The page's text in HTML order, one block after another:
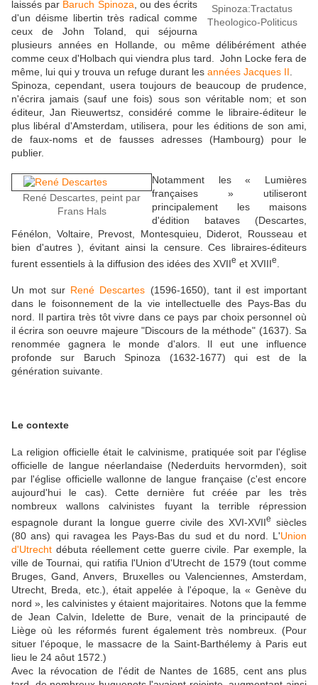
Spinoza:Tractatus
Theologico-Politicus
laissés par Baruch Spinoza , ou des écrits
d'un déisme libertin très radical comme
ceux de John Toland, qui séjourna
plusieurs années en Hollande, ou même délibérément athée
comme ceux d'Holbach qui viendra plus tard. John Locke fera de
même, lui qui y trouva un refuge durant les années Jacques II
Spinoza, cependant, usera toujours de beaucoup de prudence,
n'écrira jamais (sauf une fois) sous son véritable nom; et son
éditeur, Jan Rieuwertsz, considéré comme le libraire-éditeur le
plus libéral d'Amsterdam, utilisera, pour les éditions de son ami,
de faux-noms et de fausses adresses (Hambourg) pour le
publier.
René Descartes, peint par
Frans Hals
Notamment les « Lumières
françaises » utiliseront
principalement les maisons
d'édition bataves (Descartes,
Fénélon, Voltaire, Prevost, Montesquieu, Diderot, Rousseau et
bien d'autres ), évitant ainsi la censure. Ces libraires-éditeurs
furent essentiels à la diffusion des idées des XVIIe et XVIIIe
Un mot sur René Descartes (1596-1650), tant il est important
dans le foisonnement de la vie intellectuelle des Pays-Bas du
nord. Il partira très tôt vivre dans ce pays par choix personnel où
il écrira son oeuvre majeure "Discours de la méthode" (1637). Sa
renommée gagnera le monde d'alors. Il eut une influence
profonde sur Baruch Spinoza (1632-1677) qui est de la
génération suivante.
Le contexte
La religion officielle était le calvinisme, pratiquée soit par l'église
officielle de langue néerlandaise (Nederduits hervormden), soit
par l'église officielle wallonne de langue française (c'est encore
aujourd'hui le cas). Cette dernière fut créée par les très
nombreux wallons calvinistes fuyant la terrible répression
espagnole durant la longue guerre civile des XVI-XVIIe
siècles
(80 ans) qui ravagea les Pays-Bas du sud et du nord. L'Union
d'Utrecht débuta réellement cette guerre civile. Par exemple, la
ville de Tournai, qui ratifia l'Union d'Utrecht de 1579 (tout comme
Bruges, Gand, Anvers, Bruxelles ou Valenciennes, Amsterdam,
Utrecht, Breda, etc.), était appelée à l'époque, la « Genève du
nord », les calvinistes y étaient majoritaires. Notons que la femme
de Jean Calvin, Idelette de Bure, venait de la principauté de
Liège où les réformés furent également très nombreux. (Pour
situer l'époque, le massacre de la Saint-Barthélemy à Paris eut
lieu le 24 aôut 1572.)
Avec la révocation de l'édit de Nantes de 1685, cent ans plus